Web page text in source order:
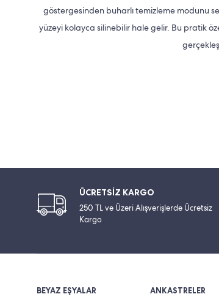
göstergesinden buharlı temizleme modunu
yüzeyi kolayca silinebilir hale gelir. Bu pratik
ÜCRETSİZ KARGO
250 TL ve Üzeri Alışverişlerde Ücretsiz
Kargo
BEYAZ EŞYALAR ANKASTRELER